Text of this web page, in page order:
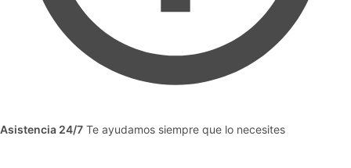
Asistencia 24/7 Te ayudamos siempre que lo necesites